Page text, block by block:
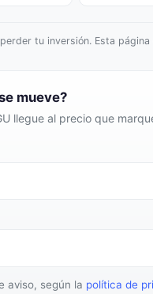
tu inversión. Esta
mueve?
llegue al precio que
aviso, según la política de